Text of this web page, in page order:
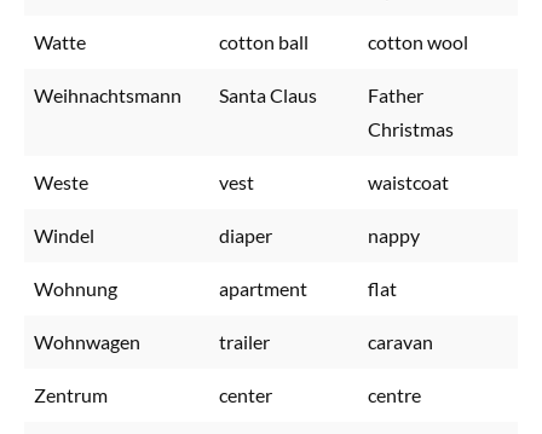
Watte cotton ball cotton wool
Weihnachtsmann Santa Claus
Father
Christmas
Weste vest waistcoat
Windel diaper nappy
Wohnung apartment flat
Wohnwagen trailer caravan
Zentrum center centre